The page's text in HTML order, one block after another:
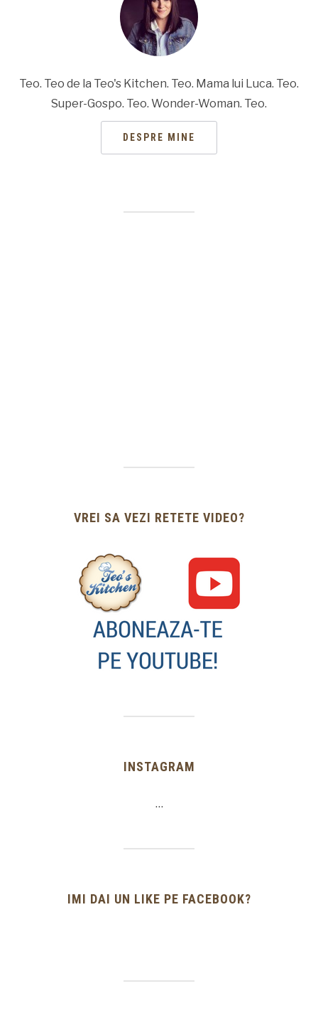
Teo. Teo de la Teo's Kitchen. Teo. Mama lui Luca. Teo.
Super-Gospo. Teo. Wonder-Woman. Teo.
DESPRE MINE
VREI SA VEZI RETETE VIDEO?
INSTAGRAM
…
IMI DAI UN LIKE PE FACEBOOK?